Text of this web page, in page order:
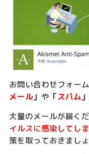
お問い合わせフォー
メール」 や 「スパム 」
大量のメールが届く
イルスに感染してし
策を取っておきましょ